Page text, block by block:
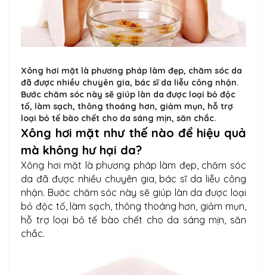
Xông hơi mặt là phương pháp làm đẹp, chăm sóc da
đã được nhiều chuyên gia, bác sĩ da liễu công nhận.
Bước chăm sóc này sẽ giúp làn da được loại bỏ độc
tố, làm sạch, thông thoáng hơn, giảm mụn, hỗ trợ
loại bỏ tế bào chết cho da sáng mịn, săn chắc.
Xông hơi mặt như thế nào để hiệu quả
mà không hư hại da?
Xông hơi mặt là phương pháp làm đẹp, chăm sóc
da đã được nhiều chuyên gia, bác sĩ da liễu công
nhận. Bước chăm sóc này sẽ giúp làn da được loại
bỏ độc tố, làm sạch, thông thoáng hơn, giảm mụn,
hỗ trợ loại bỏ tế bào chết cho da sáng mịn, săn
chắc.